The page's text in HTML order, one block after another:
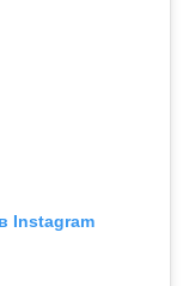
Instagram